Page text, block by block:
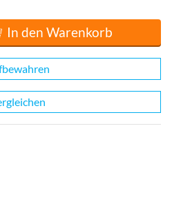
In den Warenkorb